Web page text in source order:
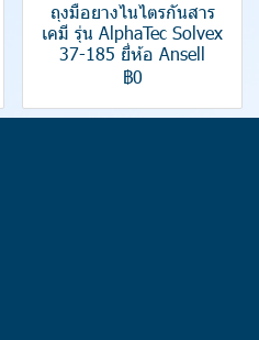
ถุงมือยางไนไตรกันสาร
เคมี รุ่น AlphaTec Solvex
37-185 ยี่ห้อ Ansell
฿0